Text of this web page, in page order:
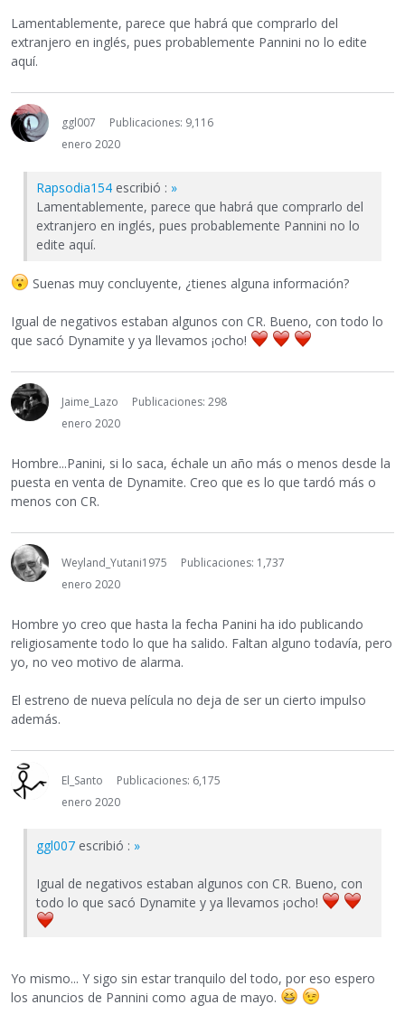
Lamentablemente, parece que habrá que comprarlo del
extranjero en inglés, pues probablemente Pannini no lo edite
aquí.
ggl007
Publicaciones: 9,116
enero 2020
Rapsodia154 escribió : »
Lamentablemente, parece que habrá que comprarlo del
extranjero en inglés, pues probablemente Pannini no lo
edite aquí.
Suenas muy concluyente, ¿tienes alguna información?
Igual de negativos estaban algunos con CR. Bueno, con todo lo
que sacó Dynamite y ya llevamos ¡ocho!
Jaime_Lazo
Publicaciones: 298
enero 2020
Hombre...Panini, si lo saca, échale un año más o menos desde la
puesta en venta de Dynamite. Creo que es lo que tardó más o
menos con CR.
Weyland_Yutani1975
Publicaciones: 1,737
enero 2020
Hombre yo creo que hasta la fecha Panini ha ido publicando
religiosamente todo lo que ha salido. Faltan alguno todavía, pero
yo, no veo motivo de alarma.
El estreno de nueva película no deja de ser un cierto impulso
además.
El_Santo
Publicaciones: 6,175
enero 2020
ggl007 escribió : »
Igual de negativos estaban algunos con CR. Bueno, con
todo lo que sacó Dynamite y ya llevamos ¡ocho!
Yo mismo... Y sigo sin estar tranquilo del todo, por eso espero
los anuncios de Pannini como agua de mayo.